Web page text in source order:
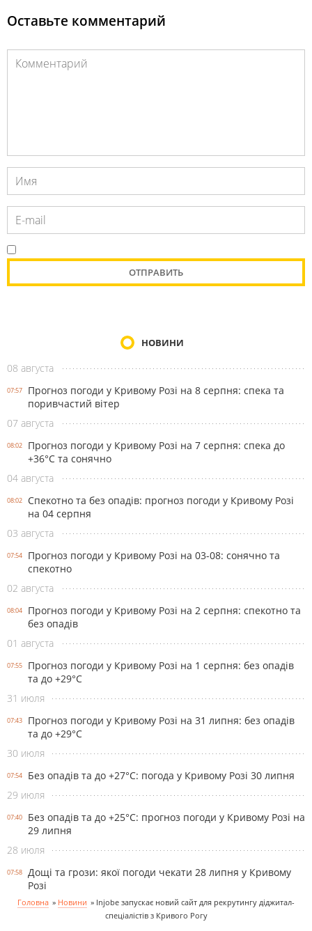
Оставьте комментарий
НОВИНИ
08 августа
07:57
Прогноз погоди у Кривому Розі на 8 серпня: спека та
поривчастий вітер
07 августа
08:02
Прогноз погоди у Кривому Розі на 7 серпня: спека до
+36°С та сонячно
04 августа
08:02
Спекотно та без опадів: прогноз погоди у Кривому Розі
на 04 серпня
03 августа
07:54
Прогноз погоди у Кривому Розі на 03-08: сонячно та
спекотно
02 августа
08:04
Прогноз погоди у Кривому Розі на 2 серпня: спекотно та
без опадів
01 августа
07:55
Прогноз погоди у Кривому Розі на 1 серпня: без опадів
та до +29°С
31 июля
07:43
Прогноз погоди у Кривому Розі на 31 липня: без опадів
та до +29°С
30 июля
07:54
Без опадів та до +27°С: погода у Кривому Розі 30 липня
29 июля
07:40
Без опадів та до +25°С: прогноз погоди у Кривому Розі на
29 липня
28 июля
07:58
Дощі та грози: якої погоди чекати 28 липня у Кривому
Розі
Головна » Новини » Injobe запускає новий сайт для рекрутингу діджитал-
спеціалістів з Кривого Рогу